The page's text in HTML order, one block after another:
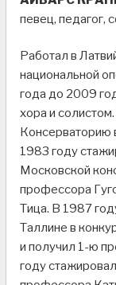
певец, педагог,
Работал в
национальной
года до 2009
хора и
Консерваторию
1983 году
Московской
профессора
Тица. В 1987
Таллине в
и получил 1-ю
году